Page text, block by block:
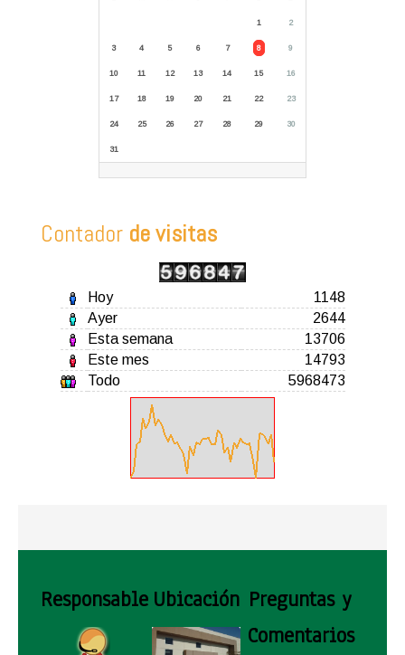
1 2
3 4 5 6 7 8 9
10 11 12 13 14 15 16
17 18 19 20 21 22 23
24 25 26 27 28 29 30
31
Contador de visitas
Hoy
1148
Ayer
2644
Esta semana
13706
Este mes
14793
Todo
5968473
Responsable Ubicación Preguntas y
Comentarios